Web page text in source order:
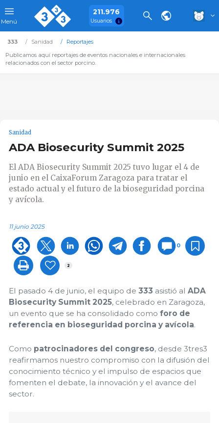
Menú
211.976
Usuarios
333 Sanidad
Reportajes
Publicamos aquí reportajes de eventos nacionales e internacionales
relacionados con el sector porcino.
Sanidad
ADA Biosecurity Summit 2025
El ADA Biosecurity Summit 2025 tuvo lugar el 4 de
junio en el CaixaForum Zaragoza para tratar el
estado actual y el futuro de la bioseguridad porcina
y avícola.
11 junio 2025
0
2
El pasado 4 de junio, el equipo de 333 asistió al ADA
Biosecurity Summit 2025, celebrado en Zaragoza,
un evento que se ha consolidado como foro de
referencia en bioseguridad porcina y avícola.
Como patrocinadores del congreso, desde 3tres3
reafirmamos nuestro compromiso con la difusión del
conocimiento técnico y el impulso de espacios que
fomenten el debate, la innovación y el avance del
sector.